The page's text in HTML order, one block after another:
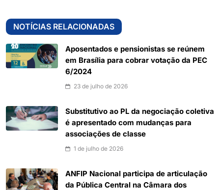
NOTÍCIAS RELACIONADAS
Aposentados e pensionistas se reúnem
em Brasília para cobrar votação da PEC
6/2024
23 de julho de 2026
Substitutivo ao PL da negociação coletiva
é apresentado com mudanças para
associações de classe
1 de julho de 2026
ANFIP Nacional participa de articulação
da Pública Central na Câmara dos